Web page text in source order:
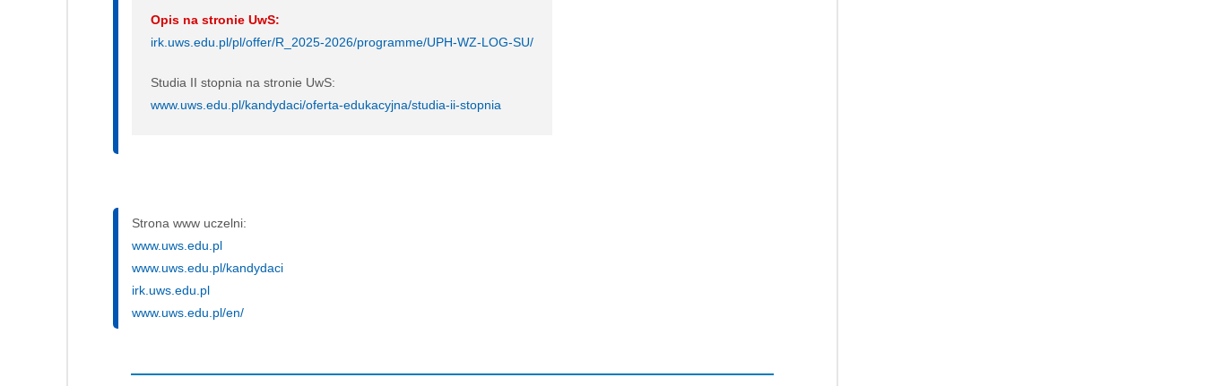
Opis na stronie UwS:
irk.uws.edu.pl/pl/offer/R_2025-2026/programme/UPH-WZ-LOG-SU/
Studia II stopnia na stronie UwS:
www.uws.edu.pl/kandydaci/oferta-edukacyjna/studia-ii-stopnia
Strona www uczelni:
www.uws.edu.pl
www.uws.edu.pl/kandydaci
irk.uws.edu.pl
www.uws.edu.pl/en/